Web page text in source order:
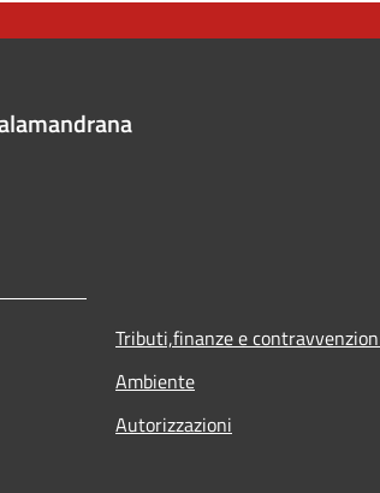
Tributi,finanze e
Ambiente
Autorizzazioni